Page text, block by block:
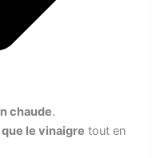
chaude.
le vinaigre tout en